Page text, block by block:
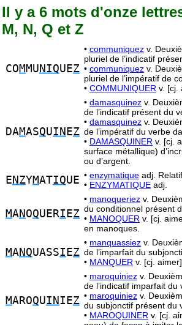
Il y a 6 mots d'onze
M, N, Q et Z
COM MU NIQUEZ
• communiquez v.
pluriel de l’indicatif
• communiquez v.
pluriel de l’impératif de
• COMMUNIQUER v. [cj.
DAMASQUIN EZ
• damasquinez v.
de l’indicatif présent du
• damasquinez v.
de l’impératif du verbe
• DAMASQUINER v. [cj.
surface métallique)
ou d’argent.
E NZYMATIQUE • enzymatique adj.
• ENZYMATIQUE adj.
MAN OQUERI EZ
• manoqueriez v.
du conditionnel présent
• MANOQUER v. [cj.
en manoques.
MANQUASSI EZ
• manquassiez v.
de l’imparfait du
• MANQUER v. [cj. aimer].
MAROQUIN IEZ
• maroquiniez v.
de l’indicatif imparfait du
• maroquiniez v.
du subjonctif présent du
• MAROQUINER v. [cj.